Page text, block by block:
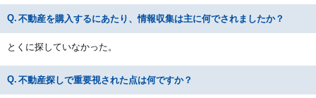
不動産を購入するにあたり、情報収集は主に何でされましたか？
とくに探していなかった。
不動産探しで重要視された点は何ですか？